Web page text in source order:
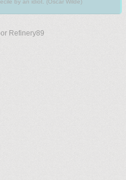
by an idiot. (Oscar Wilde)
Refinery89